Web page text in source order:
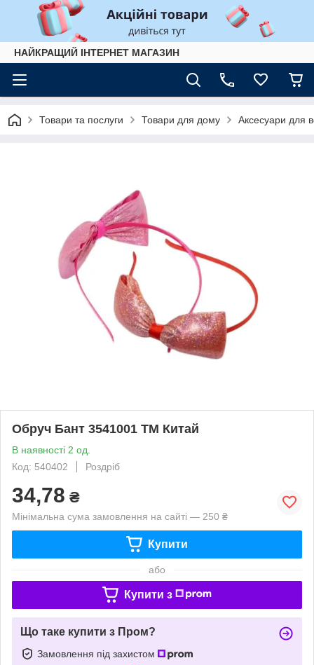
НАЙКРАЩИЙ ІНТЕРНЕТ МАГАЗИН
Товари та послуги Товари для дому Аксесуари для
Обруч Бант 3541001 ТМ Китай
В наявності 2 од.
Код: 540402
Роздріб
34,78 ₴
Мінімальна сума замовлення на сайті — 250 ₴
Купити
або
Купити з
Що таке купити з Пром?
Замовлення під захистом